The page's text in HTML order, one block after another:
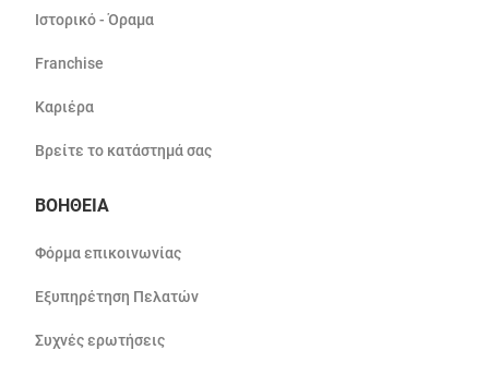
Ιστορικό - Όραμα
Franchise
Καριέρα
Βρείτε το κατάστημά σας
ΒΟΗΘΕΙΑ
Φόρμα επικοινωνίας
Εξυπηρέτηση Πελατών
Συχνές ερωτήσεις